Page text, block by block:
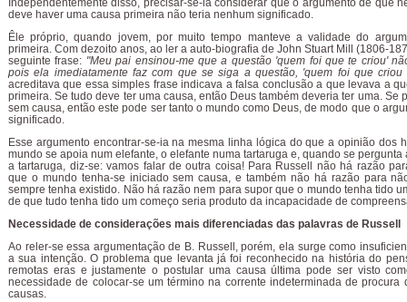
Independentemente disso, precisar-se-ia considerar que o argumento de que
deve haver uma causa primeira não teria nenhum significado.
Êle próprio, quando jovem, por muito tempo manteve a validade do
primeira. Com dezoito anos, ao ler a auto-biografia de John Stuart Mill (1806-
seguinte frase: "Meu pai ensinou-me que a questão 'quem foi que te criou'
pois ela imediatamente faz com que se siga a questão, 'quem foi que criou
acreditava que essa simples frase indicava a falsa conclusão a que levava a
primeira. Se tudo deve ter uma causa, então Deus também deveria ter uma. Se
sem causa, então este pode ser tanto o mundo como Deus, de modo que o
significado.
Esse argumento encontrar-se-ia na mesma linha lógica do que a opinião dos
mundo se apoia num elefante, o elefante numa tartaruga e, quando se pergunta
a tartaruga, diz-se: vamos falar de outra coisa! Para Russell não há razão
que o mundo tenha-se iniciado sem causa, e também não há razão para
sempre tenha existido. Não há razão nem para supor que o mundo tenha tido
de que tudo tenha tido um começo seria produto da incapacidade de
Necessidade de considerações mais diferenciadas das palavras de Russell
Ao reler-se essa argumentação de B. Russell, porém, ela surge como
a sua intenção. O problema que levanta já foi reconhecido na história do
remotas eras e justamente o postular uma causa última pode ser visto
necessidade de colocar-se um término na corrente indeterminada de procura
causas.